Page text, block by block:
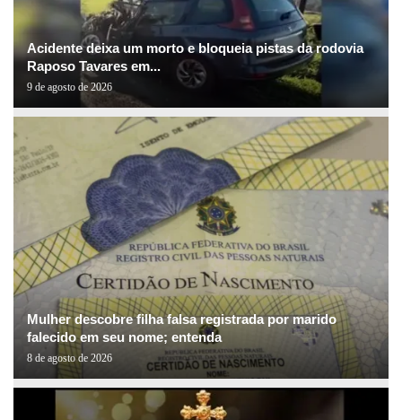
Acidente deixa um morto e bloqueia pistas da rodovia
Raposo Tavares em...
9 de agosto de 2026
Mulher descobre filha falsa registrada por marido
falecido em seu nome; entenda
8 de agosto de 2026